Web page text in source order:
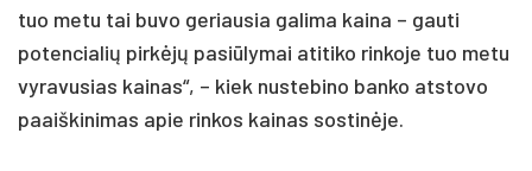
tuo metu tai buvo geriausia galima kaina – gauti
potencialių pirkėjų pasiūlymai atitiko rinkoje tuo metu
vyravusias kainas“, – kiek nustebino banko atstovo
paaiškinimas apie rinkos kainas sostinėje.